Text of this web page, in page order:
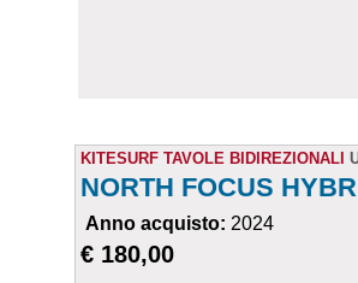
KITESURF TAVOLE BIDIREZIONALI
NORTH FOCUS
Anno acquisto: 2024
€ 180,00